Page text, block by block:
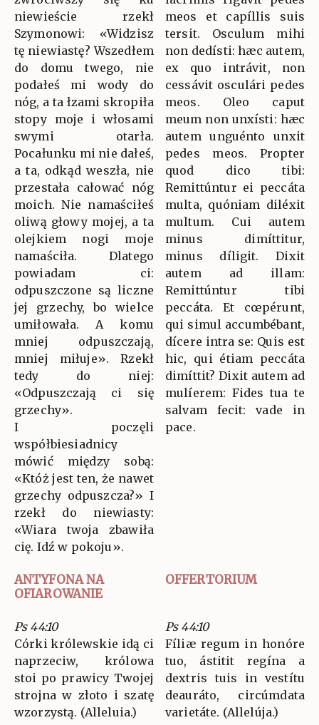
niewieście rzekł
Szymonowi: «Widzisz
tę niewiastę? Wszedłem
do domu twego, nie
podałeś mi wody do
nóg, a ta łzami skropiła
stopy moje i włosami
swymi otarła.
Pocałunku mi nie dałeś,
a ta, odkąd weszła, nie
przestała całować nóg
moich. Nie namaściłeś
oliwą głowy mojej, a ta
olejkiem nogi moje
namaściła. Dlatego
powiadam ci:
odpuszczone są liczne
jej grzechy, bo wielce
umiłowała. A komu
mniej odpuszczają,
mniej miłuje». Rzekł
tedy do niej:
«Odpuszczają ci się
grzechy».
I poczęli
współbiesiadnicy
mówić między sobą:
«Któż jest ten, że nawet
grzechy odpuszcza?» I
rzekł do niewiasty:
«Wiara twoja zbawiła
cię. Idź w pokoju».
meos et capíllis suis
tersit. Osculum mihi
non dedísti: hæc autem,
ex quo intrávit, non
cessávit osculári pedes
meos. Oleo caput
meum non unxísti: hæc
autem unguénto unxit
pedes meos. Propter
quod dico tibi:
Remittúntur ei peccáta
multa, quóniam diléxit
multum. Cui autem
minus dimíttitur,
minus díligit. Dixit
autem ad illam:
Remittúntur tibi
peccáta. Et cœpérunt,
qui simul accumbébant,
dícere intra se: Quis est
hic, qui étiam peccáta
dimíttit? Dixit autem ad
mulíerem: Fides tua te
salvam fecit: vade in
pace.
ANTYFONA NA
OFIAROWANIE
OFFERTORIUM
Ps 44:10
Córki królewskie idą ci
naprzeciw, królowa
stoi po prawicy Twojej
strojna w złoto i szatę
wzorzystą. (Alleluia.)
Ps 44:10
Fíliæ regum in honóre
tuo, ástitit regína a
dextris tuis in vestítu
deauráto, circúmdata
varietáte. (Allelúja.)